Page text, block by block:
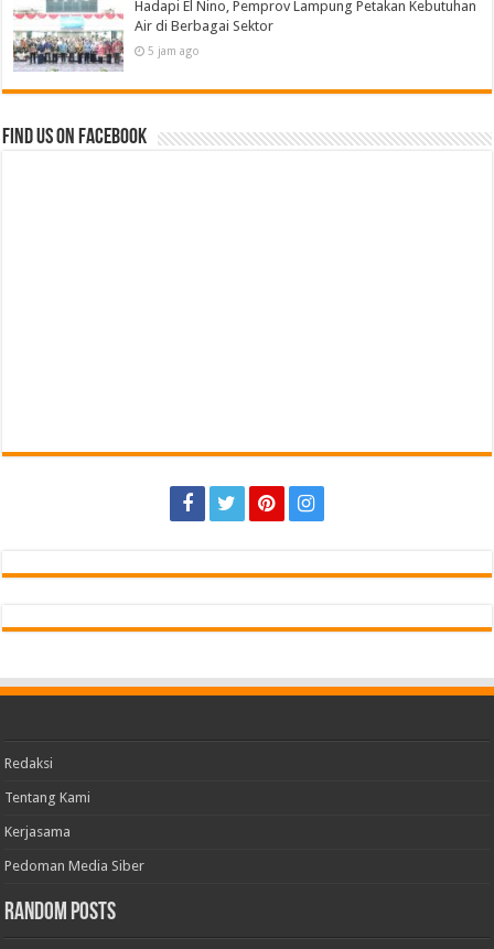
Hadapi El Nino, Pemprov Lampung Petakan Kebutuhan
Air di Berbagai Sektor
5 jam ago
Find us on Facebook
Redaksi
Tentang Kami
Kerjasama
Pedoman Media Siber
Random Posts